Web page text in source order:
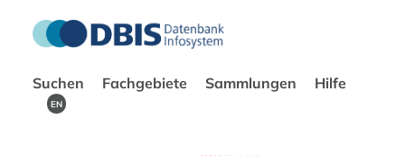
Suchen Fachgebiete Sammlungen Hilfe
EN